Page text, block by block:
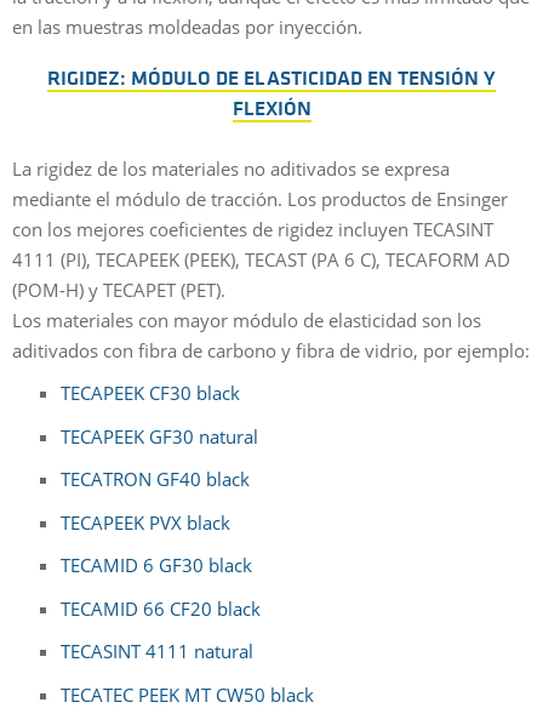
en las muestras moldeadas por inyección.
RIGIDEZ: MÓDULO DE ELASTICIDAD EN TENSIÓN Y
FLEXIÓN
La rigidez de los materiales no aditivados se expresa
mediante el módulo de tracción. Los productos de Ensinger
con los mejores coeficientes de rigidez incluyen TECASINT
4111 (PI), TECAPEEK (PEEK), TECAST (PA 6 C), TECAFORM AD
(POM-H) y TECAPET (PET).
Los materiales con mayor módulo de elasticidad son los
aditivados con fibra de carbono y fibra de vidrio, por ejemplo:
TECAPEEK CF30 black
TECAPEEK GF30 natural
TECATRON GF40 black
TECAPEEK PVX black
TECAMID 6 GF30 black
TECAMID 66 CF20 black
TECASINT 4111 natural
TECATEC PEEK MT CW50 black